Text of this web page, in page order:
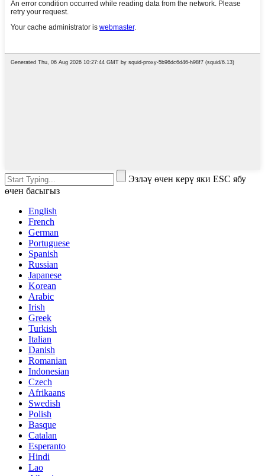
Эзләү өчен керү яки ESC ябу
өчен басыгыз
English
French
German
Portuguese
Spanish
Russian
Japanese
Korean
Arabic
Irish
Greek
Turkish
Italian
Danish
Romanian
Indonesian
Czech
Afrikaans
Swedish
Polish
Basque
Catalan
Esperanto
Hindi
Lao